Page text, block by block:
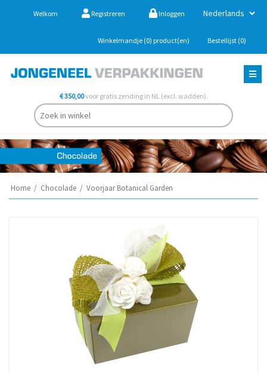
Welkom Registreren Inloggen
Winkelmandje (0) product(en) Bestellijst (0)
€ 350,00voor gratis zending in NL (excl. wadden).
Home / Chocolade / Voorjaar Botanical Garden